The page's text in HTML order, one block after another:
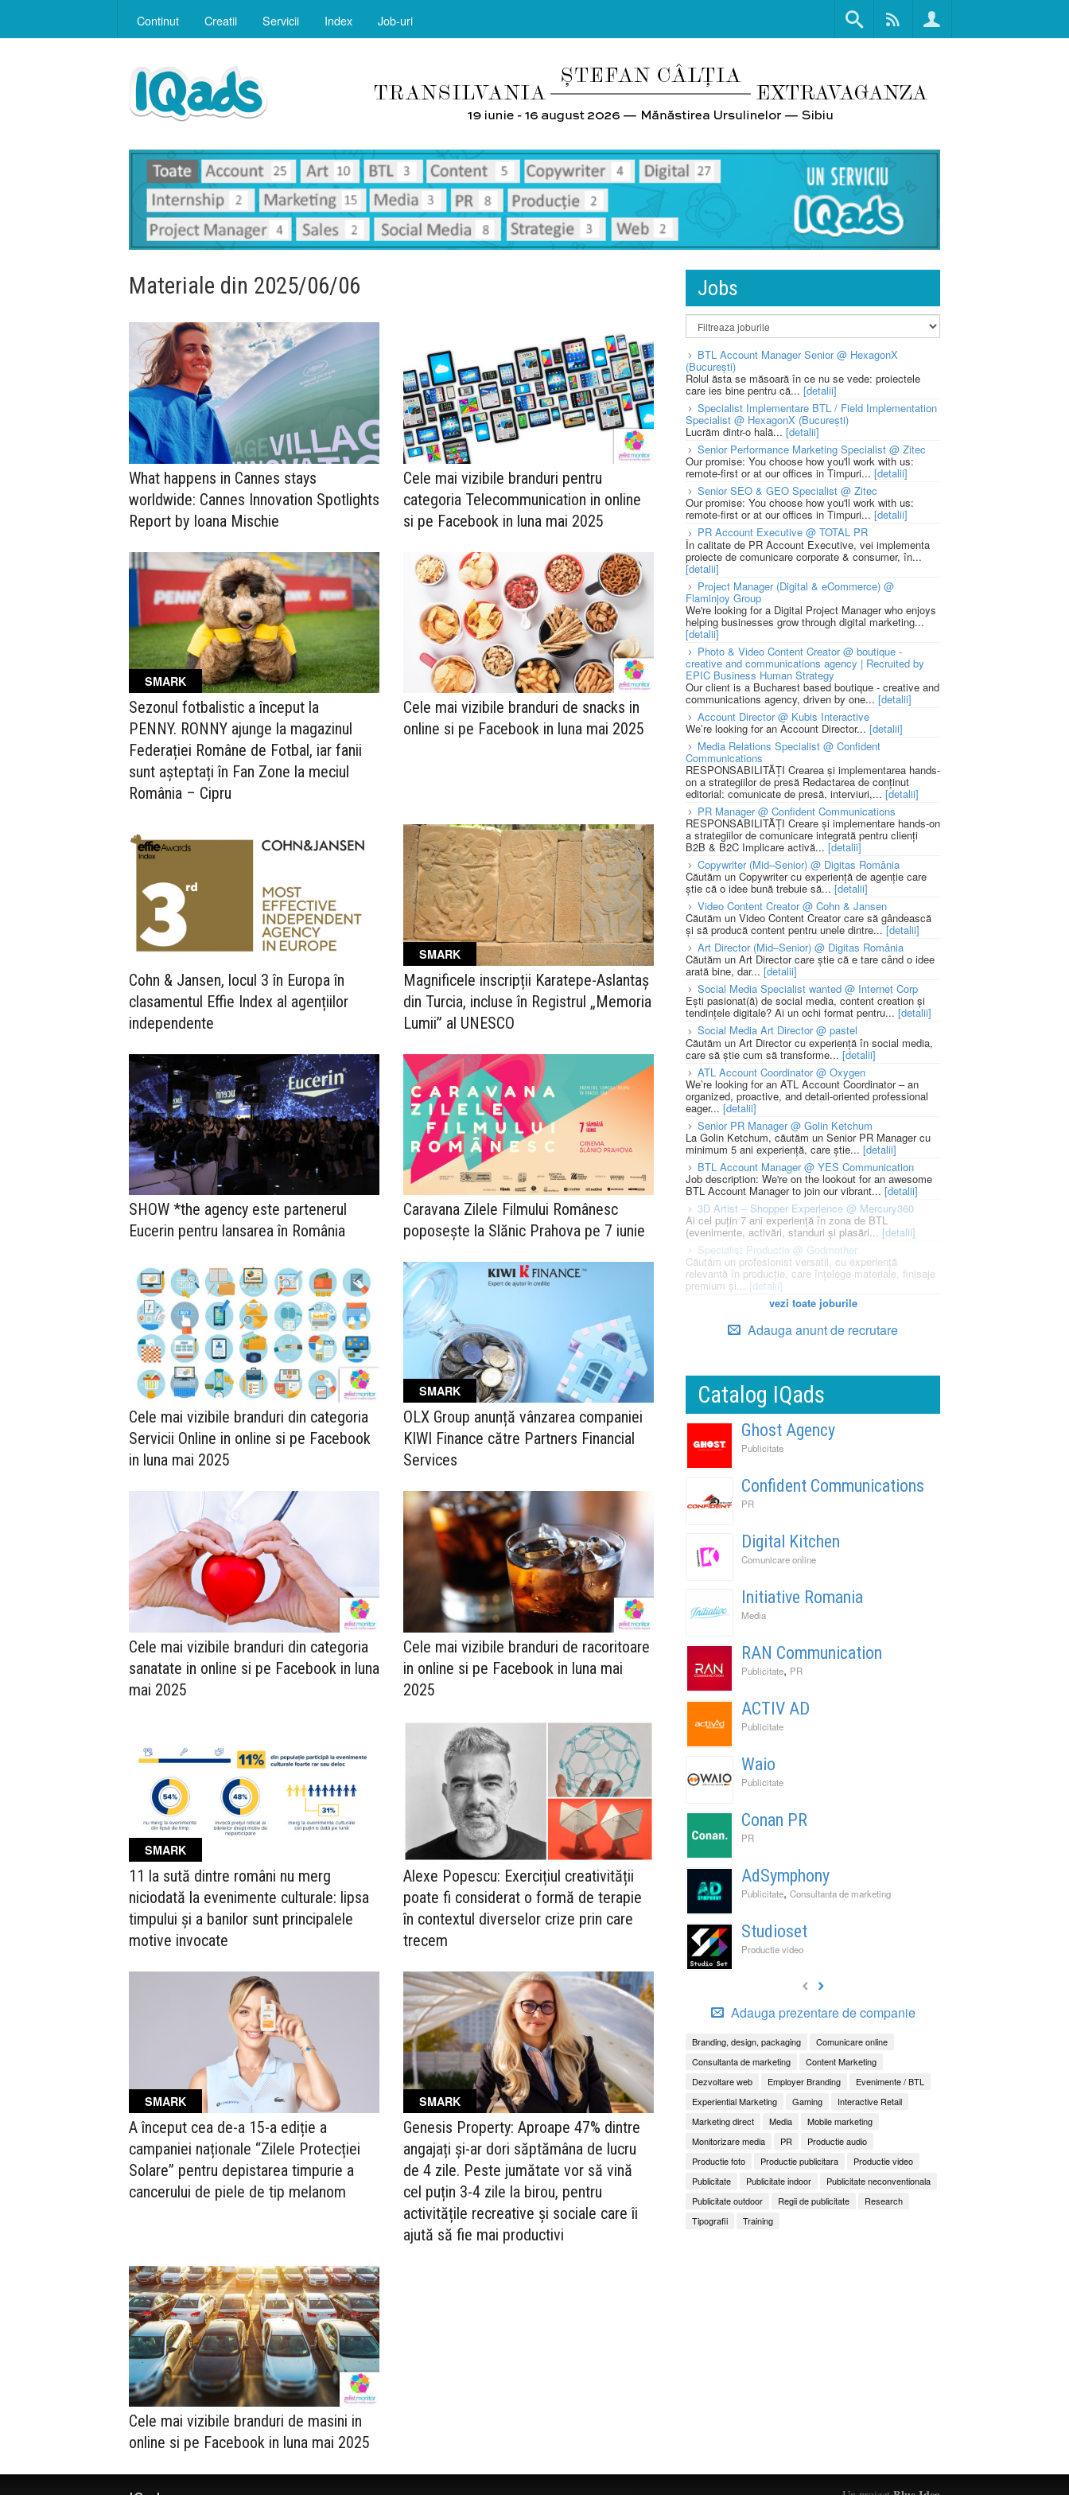
Continut Creatii Servicii Index Job-uri
Materiale din 2025/06/06
What happens in Cannes stays
worldwide: Cannes Innovation Spotlights
Report by Ioana Mischie
Cele mai vizibile branduri pentru
categoria Telecommunication in online
si pe Facebook in luna mai 2025
SMARK
Sezonul fotbalistic a început la
PENNY. RONNY ajunge la magazinul
Federației Române de Fotbal, iar fanii
sunt așteptați în Fan Zone la meciul
România – Cipru
Cele mai vizibile branduri de snacks in
online si pe Facebook in luna mai 2025
Cohn & Jansen, locul 3 în Europa în
clasamentul Effie Index al agențiilor
independente
SMARK
Magnificele inscripții Karatepe-Aslantaș
din Turcia, incluse în Registrul „Memoria
Lumii” al UNESCO
SHOW *the agency este partenerul
Eucerin pentru lansarea în România
Caravana Zilele Filmului Românesc
poposește la Slănic Prahova pe 7 iunie
Cele mai vizibile branduri din categoria
Servicii Online in online si pe Facebook
in luna mai 2025
SMARK
OLX Group anunță vânzarea companiei
KIWI Finance către Partners Financial
Services
Cele mai vizibile branduri din categoria
sanatate in online si pe Facebook in luna
mai 2025
Cele mai vizibile branduri de racoritoare
in online si pe Facebook in luna mai
2025
SMARK
11 la sută dintre români nu merg
niciodată la evenimente culturale: lipsa
timpului și a banilor sunt principalele
motive invocate
Alexe Popescu: Exercițiul creativității
poate fi considerat o formă de terapie
în contextul diverselor crize prin care
trecem
SMARK
A început cea de-a 15-a ediție a
campaniei naționale “Zilele Protecției
Solare” pentru depistarea timpurie a
cancerului de piele de tip melanom
SMARK
Genesis Property: Aproape 47% dintre
angajați și-ar dori săptămâna de lucru
de 4 zile. Peste jumătate vor să vină
cel puțin 3-4 zile la birou, pentru
activitățile recreative și sociale care îi
ajută să fie mai productivi
Cele mai vizibile branduri de masini in
online si pe Facebook in luna mai 2025
Jobs
BTL Account Manager Senior @ HexagonX
(București)
Rolul ăsta se măsoară în ce nu se vede: proiectele
care ies bine pentru că... [detalii]
Specialist Implementare BTL / Field Implementation
Specialist @ HexagonX (București)
Lucrăm dintr-o hală... [detalii]
Senior Performance Marketing Specialist @ Zitec
Our promise: You choose how you'll work with us:
remote-first or at our offices in Timpuri... [detalii]
Senior SEO & GEO Specialist @ Zitec
Our promise: You choose how you'll work with us:
remote-first or at our offices in Timpuri... [detalii]
PR Account Executive @ TOTAL PR
În calitate de PR Account Executive, vei implementa
proiecte de comunicare corporate & consumer, în...
[detalii]
Project Manager (Digital & eCommerce) @
Flaminjoy Group
We're looking for a Digital Project Manager who enjoys
helping businesses grow through digital marketing...
[detalii]
Photo & Video Content Creator @ boutique -
creative and communications agency | Recruited by
EPIC Business Human Strategy
Our client is a Bucharest based boutique - creative and
communications agency, driven by one... [detalii]
Account Director @ Kubis Interactive
We’re looking for an Account Director... [detalii]
Media Relations Specialist @ Confident
Communications
RESPONSABILITĂȚI Crearea și implementarea hands-
on a strategiilor de presă Redactarea de conținut
editorial: comunicate de presă, interviuri,... [detalii]
PR Manager @ Confident Communications
RESPONSABILITĂȚI Creare și implementare hands-on
a strategiilor de comunicare integrată pentru clienți
B2B & B2C Implicare activă... [detalii]
Copywriter (Mid–Senior) @ Digitas România
Căutăm un Copywriter cu experiență de agenție care
știe că o idee bună trebuie să... [detalii]
Video Content Creator @ Cohn & Jansen
Căutăm un Video Content Creator care să gândească
și să producă content pentru unele dintre... [detalii]
Art Director (Mid–Senior) @ Digitas România
Căutăm un Art Director care știe că e tare când o idee
arată bine, dar... [detalii]
Social Media Specialist wanted @ Internet Corp
Ești pasionat(ă) de social media, content creation și
tendințele digitale? Ai un ochi format pentru... [detalii]
Social Media Art Director @ pastel
Căutăm un Art Director cu experiență în social media,
care să știe cum să transforme... [detalii]
ATL Account Coordinator @ Oxygen
We’re looking for an ATL Account Coordinator – an
organized, proactive, and detail-oriented professional
eager... [detalii]
Senior PR Manager @ Golin Ketchum
La Golin Ketchum, căutăm un Senior PR Manager cu
minimum 5 ani experiență, care știe... [detalii]
BTL Account Manager @ YES Communication
Job description: We're on the lookout for an awesome
BTL Account Manager to join our vibrant... [detalii]
3D Artist – Shopper Experience @ Mercury360
Ai cel puțin 7 ani experiență în zona de BTL
(evenimente, activări, standuri și plasări... [detalii]
Specialist Productie @ Godmother
Căutăm un profesionist versatil, cu experiență
relevantă în producție, care înțelege materiale, finisaje
premium și... [detalii]
vezi toate joburile
Adauga anunt de recrutare
Catalog IQads
Ghost Agency
Publicitate
Confident Communications
PR
Digital Kitchen
Comunicare online
Initiative Romania
Media
RAN Communication
Publicitate, PR
ACTIV AD
Publicitate
Waio
Publicitate
Conan PR
PR
AdSymphony
Publicitate, Consultanta de marketing
Studioset
Productie video
Adauga prezentare de companie
Branding, design, packaging
Comunicare online
Consultanta de marketing
Content Marketing
Dezvoltare web
Employer Branding
Evenimente / BTL
Experiential Marketing
Gaming
Interactive Retail
Marketing direct
Media
Mobile marketing
Monitorizare media
PR
Productie audio
Productie foto
Productie publicitara
Productie video
Publicitate
Publicitate indoor
Publicitate neconventionala
Publicitate outdoor
Regii de publicitate
Research
Tipografii
Training